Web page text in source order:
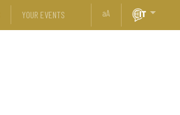
YOUR EVENTS aA